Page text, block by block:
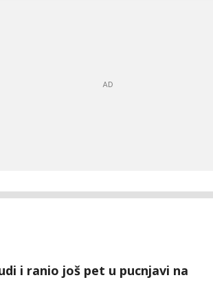
i ranio još pet u pucnjavi na